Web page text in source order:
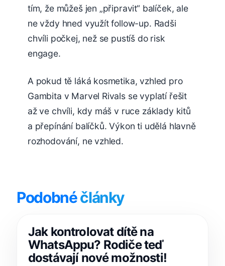
tím, že můžeš jen „připravit“ balíček, ale
ne vždy hned využít follow-up. Radši
chvíli počkej, než se pustíš do risk
engage.
A pokud tě láká kosmetika, vzhled pro
Gambita v Marvel Rivals se vyplatí řešit
až ve chvíli, kdy máš v ruce základy kitů
a přepínání balíčků. Výkon ti udělá hlavně
rozhodování, ne vzhled.
Podobnéčlánky
Jak kontrolovat dítě na
WhatsAppu? Rodiče teď
dostávají nové možnosti!